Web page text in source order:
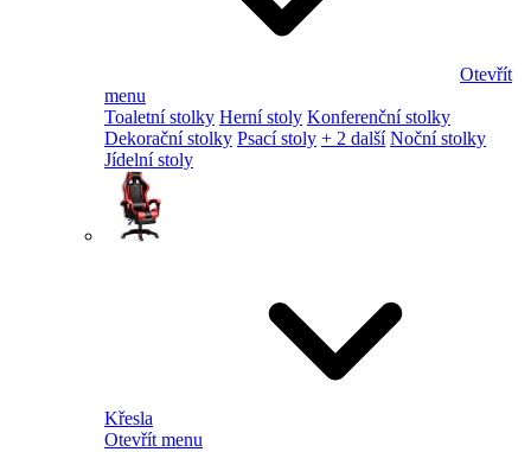
Otevřít
menu
Toaletní stolky Herní stoly Konferenční stolky
Dekorační stolky Psací stoly + 2 další Noční stolky
Jídelní stoly
Křesla
Otevřít menu